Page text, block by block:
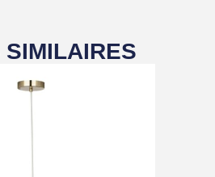
SIMILAIRES